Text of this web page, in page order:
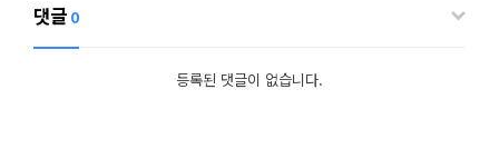
댓글 0
등록된 댓글이 없습니다.